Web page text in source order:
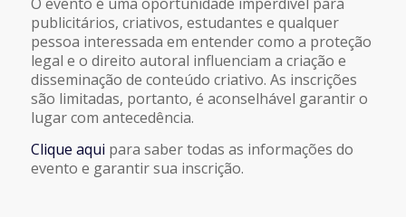
publicitários, criativos, estudantes e qualquer
pessoa interessada em entender como a proteção
legal e o direito autoral influenciam a criação e
disseminação de conteúdo criativo. As inscrições
são limitadas, portanto, é aconselhável garantir o
lugar com antecedência.
Clique aqui para saber todas as informações do
evento e garantir sua inscrição.